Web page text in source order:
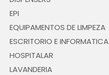
EPI
EQUIPAMENTOS DE LIMPEZA
ESCRITORIO E INFORMATICA
HOSPITALAR
LAVANDERIA